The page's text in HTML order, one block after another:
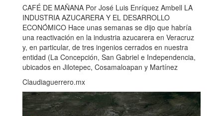
CAFÉ DE MAÑANA Por José Luis Enríquez Ambell LA
INDUSTRIA AZUCARERA Y EL DESARROLLO
ECONÓMICO Hace unas semanas se dijo que habría
una reactivación en la industria azucarera en Veracruz
y, en particular, de tres ingenios cerrados en nuestra
entidad (La Concepción, San Gabriel e Independencia,
ubicados en Jilotepec, Cosamaloapan y Martínez
Claudiaguerrero.mx